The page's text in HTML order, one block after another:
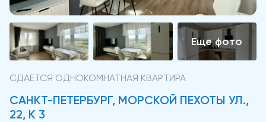
СДАЕТСЯ ОДНОКОМНАТНАЯ КВАРТИРА
САНКТ-ПЕТЕРБУРГ, МОРСКОЙ ПЕХОТЫ УЛ.,
22, К 3